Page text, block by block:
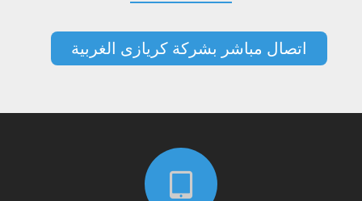
اتصال مباشر بشركة كريازى الغربية